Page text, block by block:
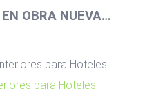
OBRA NUEVA…
para Hoteles